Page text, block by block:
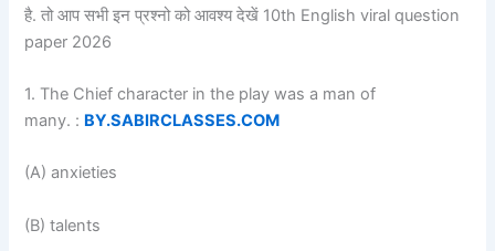
है. तो आप सभी इन प्रश्नो को आवश्य देखें 10th English viral question
paper 2026
1. The Chief character in the play was a man of
many. : BY.SABIRCLASSES.COM
(A) anxieties
(B) talents